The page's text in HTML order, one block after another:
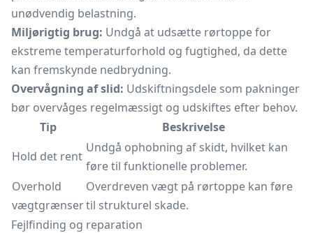
unødvendig belastning.
Miljørigtig brug: Undgå at udsætte rørtoppe for
ekstreme temperaturforhold og fugtighed, da dette
kan fremskynde nedbrydning.
Overvågning af slid: Udskiftningsdele som pakninger
bør overvåges regelmæssigt og udskiftes efter behov.
Tip
Beskrivelse
Hold det rent
Undgå ophobning af skidt, hvilket kan
føre til funktionelle problemer.
Overhold
vægtgrænser
Overdreven vægt på rørtoppe kan føre
til strukturel skade.
Fejlfinding og reparation